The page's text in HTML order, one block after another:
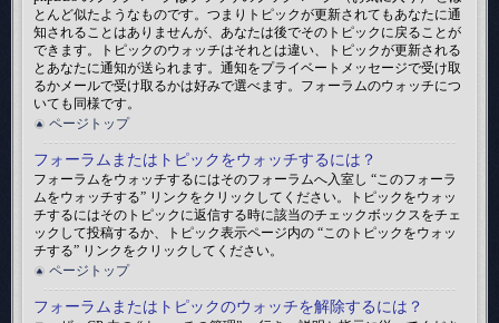
とんど似たようなものです。つまりトピックが更新されてもあなたに通
知されることはありませんが、あなたは後でそのトピックに戻ることが
できます。トピックのウォッチはそれとは違い、トピックが更新される
とあなたに通知が送られます。通知をプライベートメッセージで受け取
るかメールで受け取るかは好みで選べます。フォーラムのウォッチにつ
いても同様です。
ページトップ
フォーラムまたはトピックをウォッチするには？
フォーラムをウォッチするにはそのフォーラムへ入室し “このフォーラ
ムをウォッチする” リンクをクリックしてください。トピックをウォッ
チするにはそのトピックに返信する時に該当のチェックボックスをチェ
ックして投稿するか、トピック表示ページ内の “このトピックをウォッ
チする” リンクをクリックしてください。
ページトップ
フォーラムまたはトピックのウォッチを解除するには？